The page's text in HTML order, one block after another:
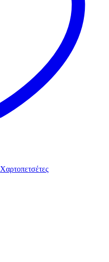
Χαρτοπετσέτες